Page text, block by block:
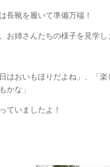
長靴を履いて準備万端！
お姉さんたちの様子を見学し
はおいもほりだよね」、「
かな」
ていましたよ！